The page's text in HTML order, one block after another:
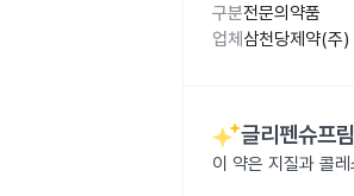
구분전문의약품
업체 삼천당제약(주)
글리펜슈프
이 약은 지질과 콜